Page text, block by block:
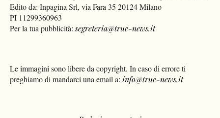
Edito da: Inpagina Srl, via Fara 35 20124 Milano
PI 11299360963
Per la tua pubblicità:segreteria@true-news.it
Le immagini sono libere da copyright. In caso di errore ti
preghiamo di mandarci una email a: info@true-news.it